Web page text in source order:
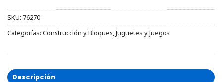
SKU: 76270
Categorías: Construcción y Bloques,Juguetes y Juegos
Descripción